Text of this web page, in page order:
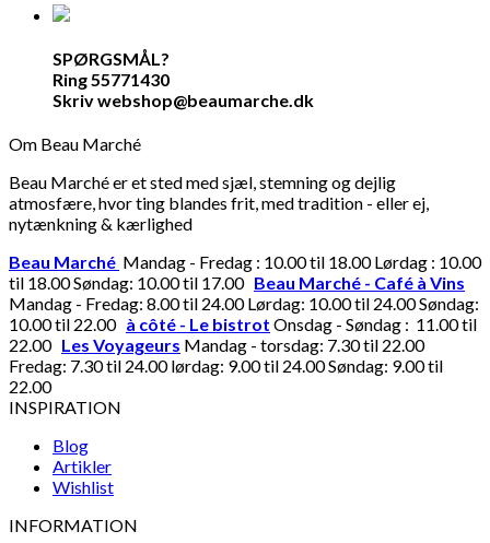
SPØRGSMÅL?
Ring 55771430
Skriv webshop@beaumarche.dk
Om Beau Marché
Beau Marché er et sted med sjæl, stemning og dejlig
atmosfære, hvor ting blandes frit, med tradition - eller ej,
nytænkning & kærlighed
Beau Marché Mandag - Fredag : 10.00 til 18.00 Lørdag : 10.00
til 18.00 Søndag: 10.00 til 17.00 Beau Marché - Café à Vins
Mandag - Fredag: 8.00 til 24.00 Lørdag: 10.00 til 24.00 Søndag:
10.00 til 22.00 à côté - Le bistrot Onsdag - Søndag : 11.00 til
22.00 Les Voyageurs Mandag - torsdag: 7.30 til 22.00
Fredag: 7.30 til 24.00 lørdag: 9.00 til 24.00 Søndag: 9.00 til
22.00
INSPIRATION
Blog
Artikler
Wishlist
INFORMATION